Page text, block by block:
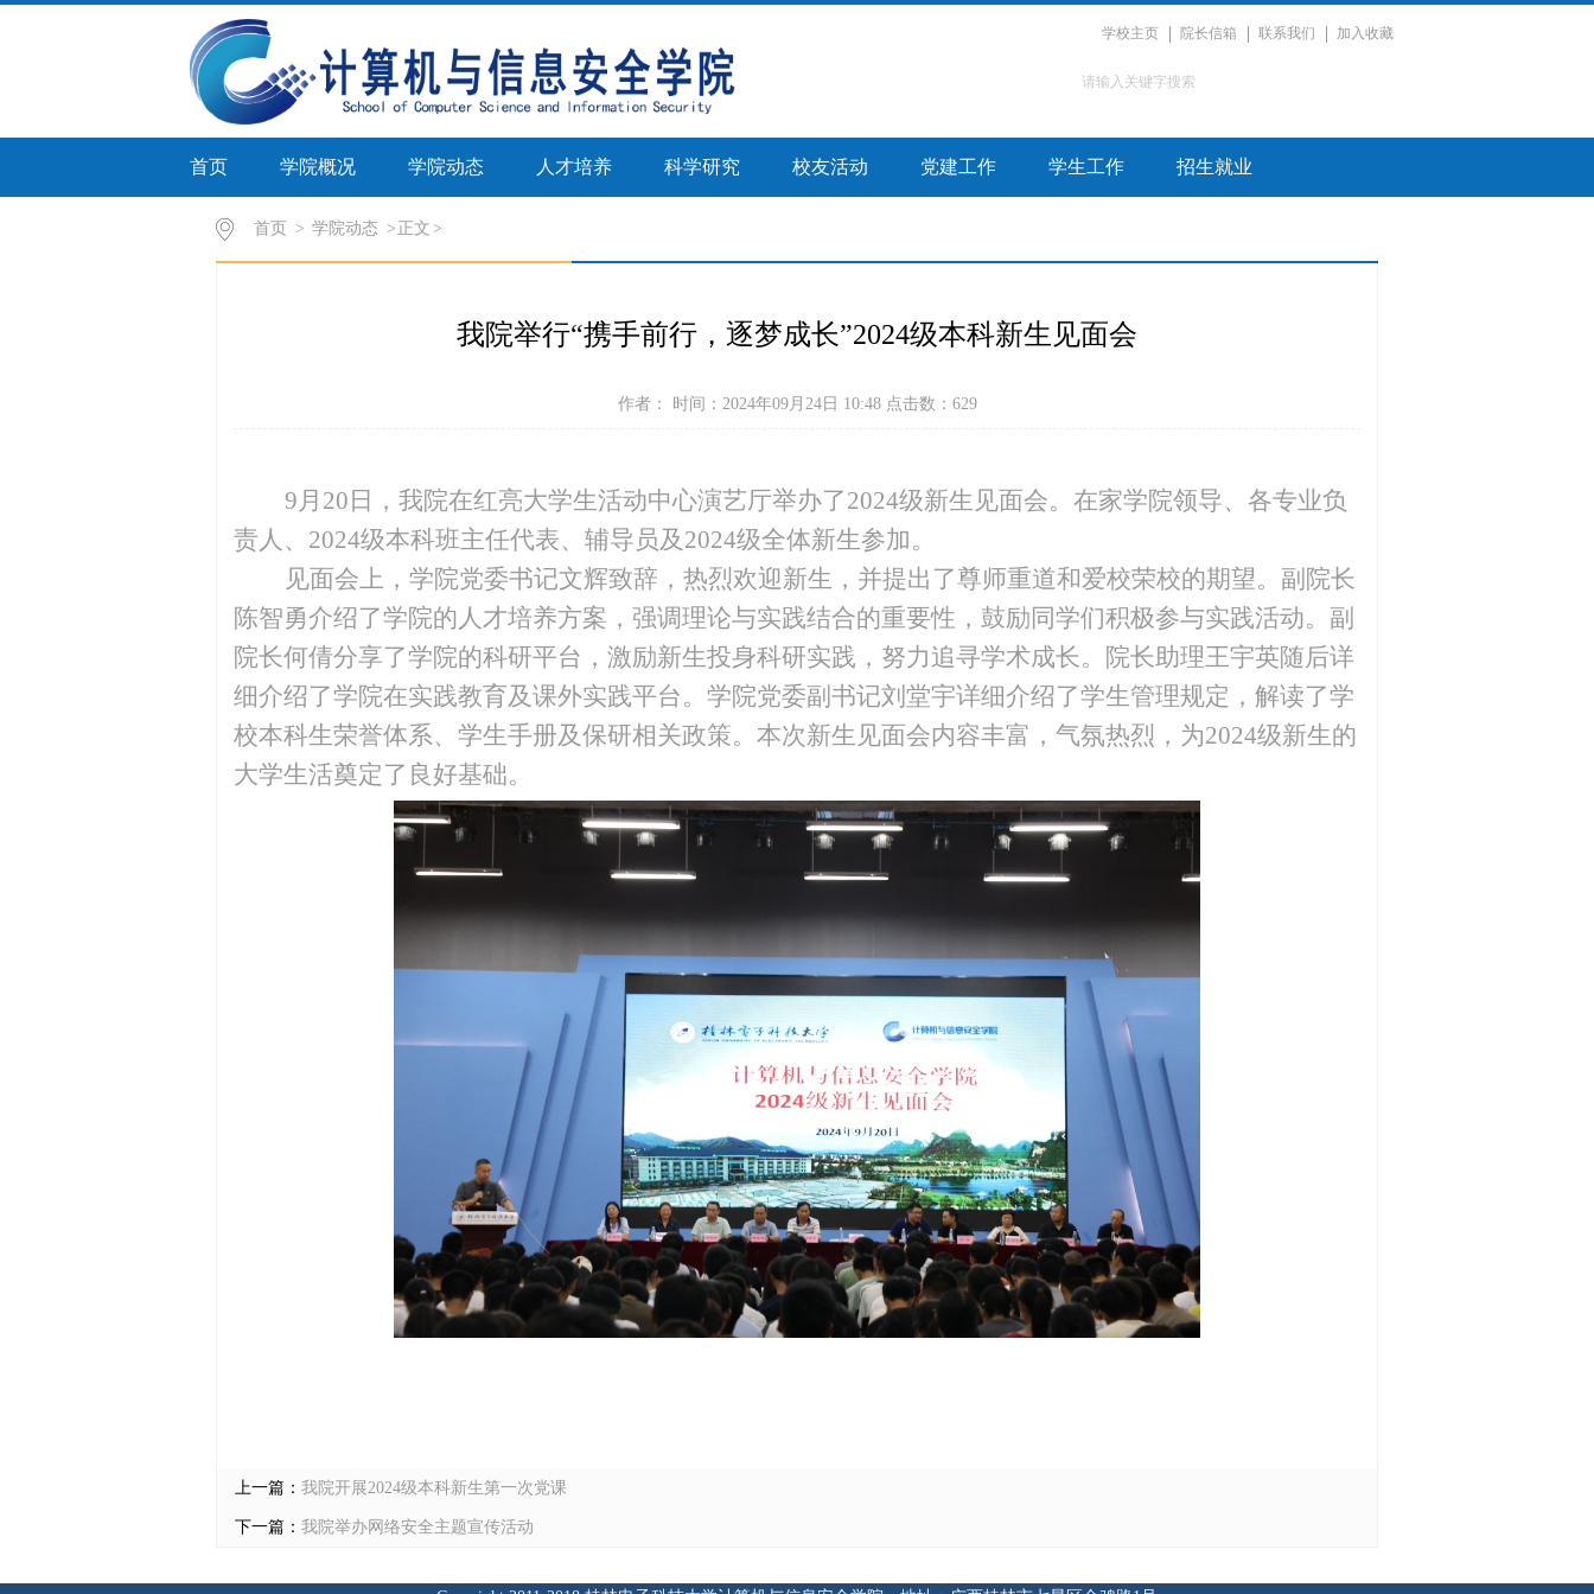
学校主页 院长信箱 联系我们 加入收藏
首页 学院概况 学院动态 人才培养 科学研究 校友活动 党建工作 学生工作 招生就业
首页 > 学院动态 > 正文
我院举行“携手前行，逐梦成长”2024级本科新生见面会
作者： 时间：2024年09月24日 10:48 点击数： 629
9 月 20日，我院在红亮大学生活动中心演艺厅举办了2024级新生见面会。在家学院领导、各专业负
责人、2024级本科班主任代表、辅导员及2024级全体新生参加。
见面会上，学院党委书记文辉致辞，热烈欢迎新生，并提出了尊师重道和爱校荣校的期望。副院长
陈智勇介绍了学院的人才培养方案，强调理论与实践结合的重要性，鼓励同学们积极参与实践活动。副
院长何倩分享了学院的科研平台，激励新生投身科研实践，努力追寻学术成长。院长助理王宇英随后详
细介绍了学院在实践教育及课外实践平台。学院党委副书记刘堂宇详细介绍了学生管理规定，解读了学
校本科生荣誉体系、学生手册及保研相关政策。本次新生见面会内容丰富，气氛热烈，为2024级新生的
大学生活奠定了良好基础。
上一篇： 我院开展2024级本科新生第一次党课
下一篇： 我院举办网络安全主题宣传活动